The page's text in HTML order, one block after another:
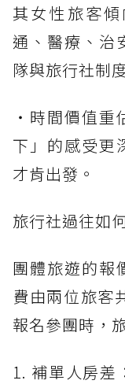
其女性旅客
通、醫療、治
隊與旅行社制
・時間價值
下」的感受更
才肯出發。
旅行社過往如
團體旅遊的報
費由兩位旅客
報名參團時，
1. 補單人房差